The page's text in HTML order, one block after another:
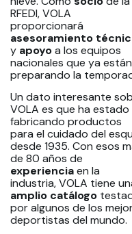
RFEDI, VOLA
proporcionará
asesoramiento
y apoyoa los equipos
nacionales que ya están
preparando la
Un dato interesante
VOLA es que ha estado
fabricando productos
para el cuidado del
desde 1935. Con esos
de 80 años de
experienciaen la
industria, VOLA tiene
amplio catálogo
por algunos de los
deportistas del mundo.